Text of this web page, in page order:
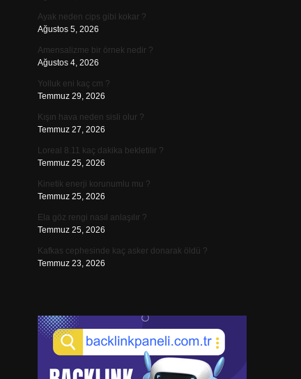
Ayak neden cips gibi kokar ?
Ağustos 5, 2026
Amensalizme bir örnek nedir ?
Ağustos 4, 2026
Yolluk eni kaç cm ?
Temmuz 29, 2026
Kışın hava neden sisli olur ?
Temmuz 27, 2026
Loreal 8.11 kaç dakika bekletilir ?
Temmuz 25, 2026
Kinetik enerji korunumlu mu ?
Temmuz 25, 2026
Ela göz rengi nasıl anlaşılır ?
Temmuz 25, 2026
Kafkas cephesinde kaç asker donarak öldü ?
Temmuz 23, 2026